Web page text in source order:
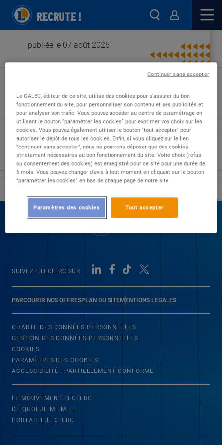
publiée le 07 août 2026
Type de contrat :
Expérience :
Études :
PARCOURIR NOS OFFRESPLAN DU SITEMENTIONS LÉGALES
SUIVEZ E.LECLERC SUR
CHARTE DES DONNÉES PERSONNELLES
GESTION DES DONNÉES PERSONNELLES
COOKIES
PARAMÈTRES DES COOKIES
ACCESSIBILITÉ : PARTIELLEMENT CONFORME
LE MOUVEMENT LECLERC
DE QUOI JE ME M.E.L
PORTAIL E.LECLERC
Le GALEC, éditeur de ce site, utilise des cookies pour s'assurer du bon
fonctionnement du site, pour personnaliser son contenu et ses publicités et
pour analyser son trafic. Vous pouvez accéder au centre de paramétrage en
utilisant le bouton “paramétrer les cookies” pour exprimer vos choix sur les
cookies. Vous pouvez également utiliser le bouton "tout accepter" pour
autoriser le dépôt de tous les cookies. Enfin, si vous cliquez sur le lien
"continuer sans accepter", nous ne pourrons déposer que des cookies
strictement nécessaires au bon fonctionnement du site. Votre choix (refus
ou consentement des cookies) est enregistré pour ce site pour une durée de
6 mois. Vous pouvez changer d'avis à tout moment en cliquant sur le bouton
"paramétrer les cookies" en bas de chaque page de notre site.
Tout accepter
Paramètres des cookies
Continuer sans accepter